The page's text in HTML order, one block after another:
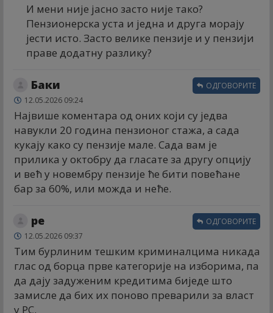
И мени није јасно засто није тако?
Пензионерска уста и једна и друга морају
јести исто. Засто велике пензије и у пензији
праве додатну разлику?
Баки
12.05.2026 09:24
Највише коментара од оних који су једва
навукли 20 година пензионог стажа, а сада
кукају како су пензије мале. Сада вам је
прилика у октобру да гласате за другу опцију
и већ у новембру пензије ће бити повећане
бар за 60%, или можда и неће.
ОДГОВОРИТЕ
ре
12.05.2026 09:37
Тим бурлиним тешким криминалцима никада
глас од борца прве категорије на изборима, па
да дају задуженим кредитима биједе што
замисле да бих их поново преварили за власт
у РС.
ОДГОВОРИТЕ